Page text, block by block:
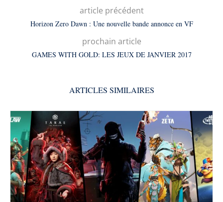
article précédent
Horizon Zero Dawn : Une nouvelle bande annonce en VF
prochain article
GAMES WITH GOLD: LES JEUX DE JANVIER 2017
ARTICLES SIMILAIRES